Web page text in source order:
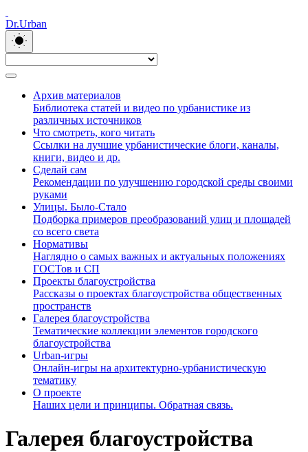
Dr.Urban
Архив материалов
Библиотека статей и видео по урбанистике из
различных источников
Что смотреть, кого читать
Ссылки на лучшие урбанистические блоги, каналы,
книги, видео и др.
Сделай сам
Рекомендации по улучшению городской среды своими
руками
Улицы. Было-Стало
Подборка примеров преобразований улиц и площадей
со всего света
Нормативы
Наглядно о самых важных и актуальных положениях
ГОСТов и СП
Проекты благоустройства
Рассказы о проектах благоустройства общественных
пространств
Галерея благоустройства
Тематические коллекции элементов городского
благоустройства
Urban-игры
Онлайн-игры на архитектурно-урбанистическую
тематику
О проекте
Наших цели и принципы. Обратная связь.
Галерея благоустройства